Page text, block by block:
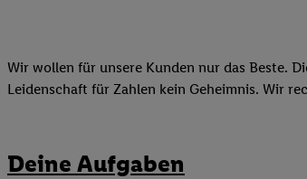
Wir wollen für unsere Kunden nur das Beste.
Leidenschaft für Zahlen kein Geheimnis. Wir
Deine Aufgaben